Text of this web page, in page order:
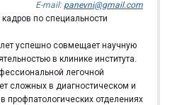
E-mail: panevni@gmail.com
по специальности
успешно совмещает научную
в клинике института.
легочной
сложных в диагностическом и
профпатологических отделениях